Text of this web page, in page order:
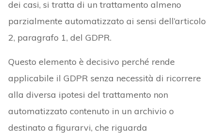
dei casi, si tratta di un trattamento almeno
parzialmente automatizzato ai sensi dell’articolo
2, paragrafo 1, del GDPR.
Questo elemento è decisivo perché rende
applicabile il GDPR senza necessità di ricorrere
alla diversa ipotesi del trattamento non
automatizzato contenuto in un archivio o
destinato a figurarvi, che riguarda